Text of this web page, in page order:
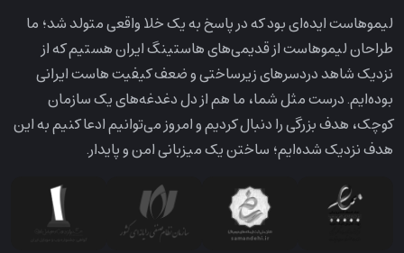
لیمو‌هاست ایده‌ای بود که در پاسخ به یک خلا واقعی متولد شد؛ ما
طراحان لیمو‌هاست از قدیمی‌های هاستینگ ایران هستیم که از
نزدیک شاهد دردسرهای زیرساختی و ضعف کیفیت هاست ایرانی
بوده‌ایم. درست مثل شما، ما هم از دل دغدغه‌های یک سازمان
کوچک، هدف بزرگی را دنبال کردیم و امروز می‌توانیم ادعا کنیم به این
هدف نزدیک شده‌ایم؛ ساختن یک میزبانی امن و پایدار.